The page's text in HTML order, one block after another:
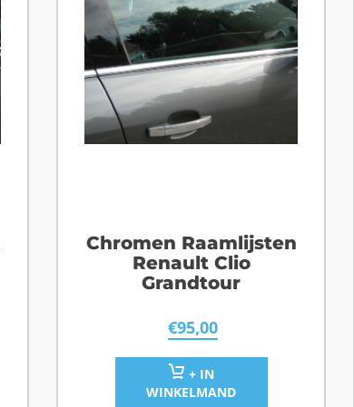
Chromen Raamlijsten
Renault Clio
Grandtour
€95,00
+ IN
WINKELMAND